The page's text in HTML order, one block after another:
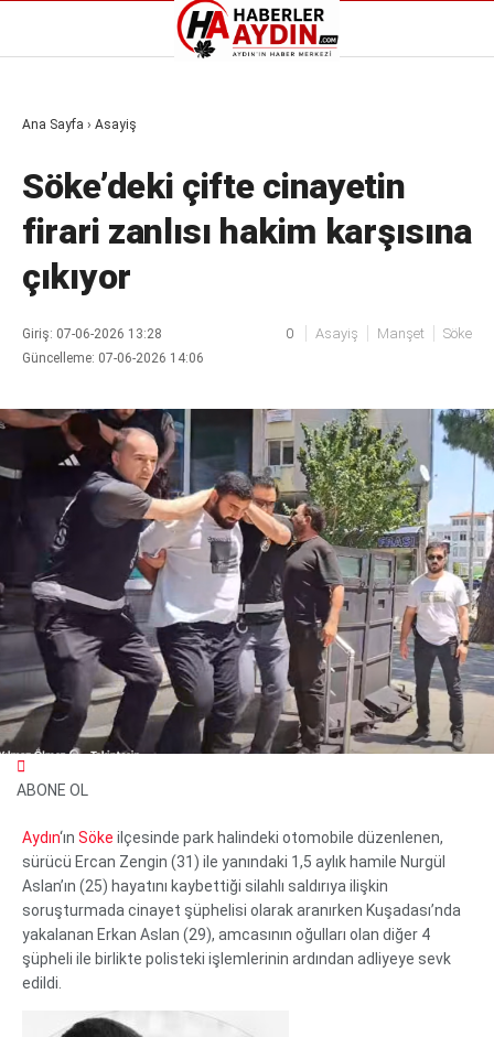
Aydın Haberleri
Hava Durumu
Nöbetçi Eczaneler
Süper Lig Puan Durumu
Facebook
Instagram
Youtube
Aydın Haberleri
Aydın nöbetçi eczaneler
Aydın Sinema salonları
Döviz Kurları
Hava Durumu
İletişim
Nöbetçi Eczaneler
Süper Lig Puan Durumu
Ana Sayfa › Asayiş
Söke’deki çifte cinayetin
firari zanlısı hakim karşısına
çıkıyor
Giriş: 07-06-2026 13:28
Güncelleme: 07-06-2026 14:06
0 Asayiş Manşet Söke
ABONE OL
Aydın‘ın Söke ilçesinde park halindeki otomobile düzenlenen,
sürücü Ercan Zengin (31) ile yanındaki 1,5 aylık hamile Nurgül
Aslan’ın (25) hayatını kaybettiği silahlı saldırıya ilişkin
soruşturmada cinayet şüphelisi olarak aranırken Kuşadası’nda
yakalanan Erkan Aslan (29), amcasının oğulları olan diğer 4
şüpheli ile birlikte polisteki işlemlerinin ardından adliyeye sevk
edildi.